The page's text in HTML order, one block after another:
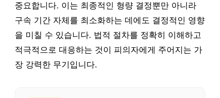
중요합니다. 이는 최종적인 형량 결정뿐만 아니라
구속 기간 자체를 최소화하는 데에도 결정적인 영향
을 미칠 수 있습니다. 법적 절차를 정확히 이해하고
적극적으로 대응하는 것이 피의자에게 주어지는 가
장 강력한 무기입니다.